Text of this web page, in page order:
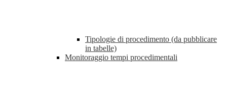
Tipologie di procedimento (da pubblicare
in tabelle)
Monitoraggio tempi procedimentali